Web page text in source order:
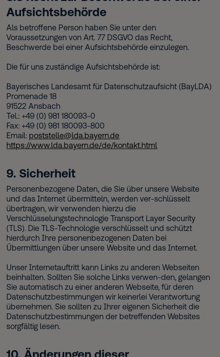
Aufsichtsbehörde
Als betroffene Person haben Sie unter den
Voraussetzungen von Art. 77 DSGVO das Recht,
Beschwerde bei einer Aufsichtsbehörde einzulegen.
Die für uns zuständige Aufsichtsbehörde ist:
Bayerisches Landesamt für Datenschutzaufsicht (BayLDA)
Promenade 18
91522 Ansbach
Tel.: +49 (0) 981 180093-0
Fax: +49 (0) 981 180093-800
Email: poststelle@lda.bayern.de
https://www.lda.bayern.de/de/kontakt.html
9. Sicherheit
Personenbezogene Daten, die Sie über unsere Website
und das Internet übermitteln, werden ver-schlüsselt
übertragen, wir verwenden hierzu die
Verschlüsselungstechnologie Transport Layer Security
(TLS). Die TLS-Technologie verschlüsselt und schützt
hierdurch Ihre personenbezogenen Daten bei
Übermittlungen über unsere Website und das Internet.
Unser Internetauftritt kann Links zu anderen Webseiten
beinhalten. Sollten Sie solche Links verwen-den, gelangen
Sie automatisch zu einer anderen Webseite, für deren
Datenschutzbestimmungen wir keinerlei Verantwortung
übernehmen. Sie sollten zu Ihrer eigenen Sicherheit die
Datenschutzbestimmungen der betreffenden Websites
sorgfältig lesen.
10. Änderungen dieser